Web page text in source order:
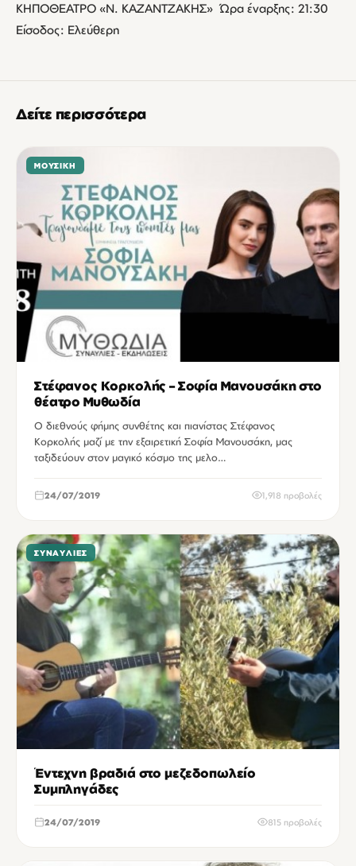
ΚΗΠΟΘΕΑΤΡΟ «Ν. ΚΑΖΑΝΤΖΑΚΗΣ» Ώρα έναρξης: 21:30
Είσοδος: Ελεύθερη
Δείτε περισσότερα
ΜΟΥΣΙΚΉ
Στέφανος Κορκολής – Σοφία Μανουσάκη στο
θέατρο Μυθωδία
Ο διεθνούς φήμης συνθέτης και πιανίστας Στέφανος
Κορκολής μαζί με την εξαιρετική Σοφία Μανουσάκη, μας
ταξιδεύουν στον μαγικό κόσμο της μελο…
24/07/2019 1,918 προβολές
ΣΥΝΑΥΛΊΕΣ
Έντεχνη βραδιά στο μεζεδοπωλείο
Συμπληγάδες
24/07/2019 815 προβολές